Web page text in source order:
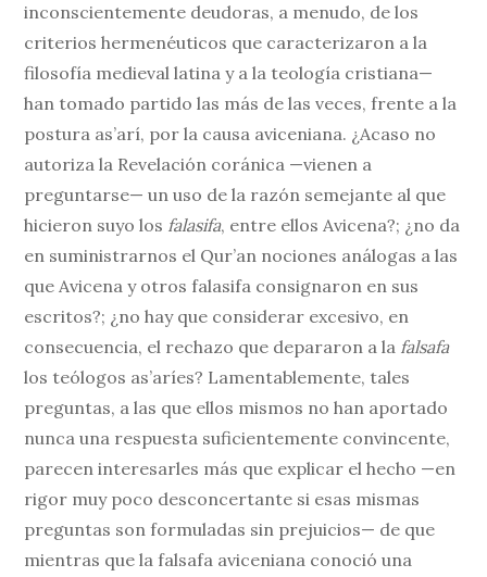
inconscientemente deudoras, a menudo, de los
criterios hermenéuticos que caracterizaron a la
filosofía medieval latina y a la teología cristiana—
han tomado partido las más de las veces, frente a la
postura as’arí, por la causa aviceniana. ¿Acaso no
autoriza la Revelación coránica —vienen a
preguntarse— un uso de la razón semejante al que
hicieron suyo los falasifa, entre ellos Avicena?; ¿no da
en suministrarnos el Qur’an nociones análogas a las
que Avicena y otros falasifa consignaron en sus
escritos?; ¿no hay que considerar excesivo, en
consecuencia, el rechazo que depararon a la falsafa
los teólogos as’aríes? Lamentablemente, tales
preguntas, a las que ellos mismos no han aportado
nunca una respuesta suficientemente convincente,
parecen interesarles más que explicar el hecho —en
rigor muy poco desconcertante si esas mismas
preguntas son formuladas sin prejuicios— de que
mientras que la falsafa aviceniana conoció una